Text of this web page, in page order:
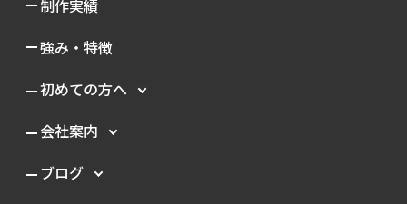
制作実績
強み・特徴
初めての方へ
会社案内
ブログ